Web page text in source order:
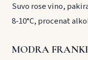
Suvo rose vino,
8-10°C, procenat
MODRA